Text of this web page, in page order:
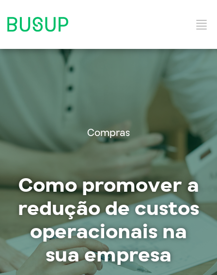
Categorias do Blog
Ebooks
Soluções e Serviços
Compras
Como promover a
redução de custos
operacionais na
sua empresa